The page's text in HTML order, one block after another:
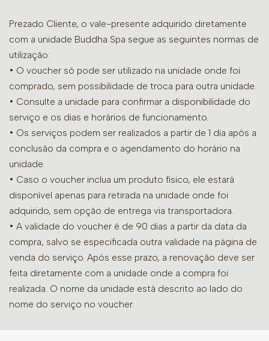
Prezado Cliente, o vale-presente adquirido diretamente
com a unidade Buddha Spa segue as seguintes normas de
utilização:
• O voucher só pode ser utilizado na unidade onde foi
comprado, sem possibilidade de troca para outra unidade.
• Consulte a unidade para confirmar a disponibilidade do
serviço e os dias e horários de funcionamento.
• Os serviços podem ser realizados a partir de 1 dia após a
conclusão da compra e o agendamento do horário na
unidade.
• Caso o voucher inclua um produto físico, ele estará
disponível apenas para retirada na unidade onde foi
adquirido, sem opção de entrega via transportadora.
• A validade do voucher é de 90 dias a partir da data da
compra, salvo se especificada outra validade na página de
venda do serviço. Após esse prazo, a renovação deve ser
feita diretamente com a unidade onde a compra foi
realizada. O nome da unidade está descrito ao lado do
nome do serviço no voucher.